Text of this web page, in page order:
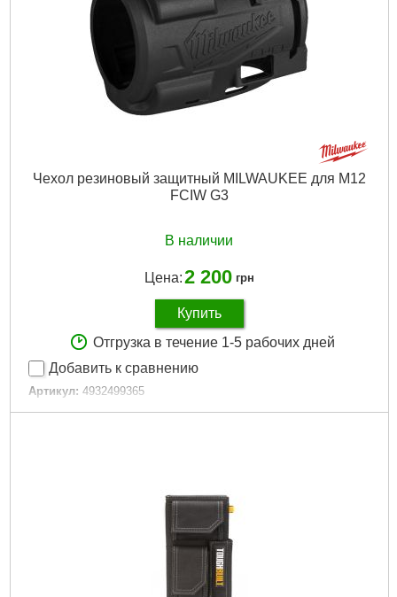
Чехол резиновый защитный MILWAUKEE для M12
FCIW G3
В наличии
Цена:2 200 грн
Купить
Отгрузка в течение 1-5 рабочих дней
Добавить к сравнению
Артикул: 4932499365
Код товара: 30.52.67